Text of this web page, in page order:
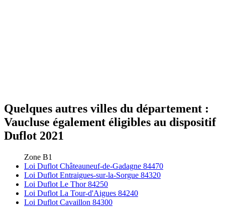
Quelques autres villes du département :
Vaucluse également éligibles au dispositif
Duflot 2021
Zone B1
Loi Duflot Châteauneuf-de-Gadagne 84470
Loi Duflot Entraigues-sur-la-Sorgue 84320
Loi Duflot Le Thor 84250
Loi Duflot La Tour-d'Aigues 84240
Loi Duflot Cavaillon 84300